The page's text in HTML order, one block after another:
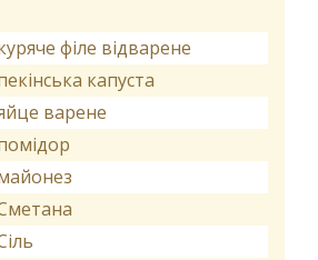
філе відварене
капуста
варене